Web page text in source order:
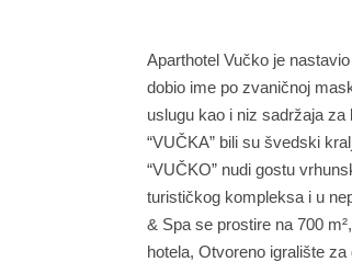
Aparthotel Vučko je
dobio ime po zvaničnoj
uslugu kao i niz sadržaja
“VUČKA” bili su švedski
“VUČKO” nudi gostu
turističkog kompleksa i u
& Spa se prostire na 700
hotela, Otvoreno igralište